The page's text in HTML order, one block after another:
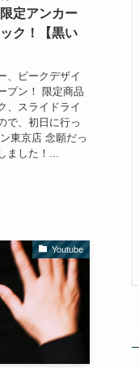
定アンカー
ク！【黒い
、ピークデザイ
プン！ 限定商品
、スライドライ
で、初日に行っ
東京店 念願だっ
ました！...
Youtube